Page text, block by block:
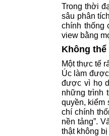
Trong thời
sâu phân
chính thống
view bằng
Không
Một thực tế
Úc làm
được vì họ
những trình
quyền, kiểm
chí chính
nền tảng”.
thật không